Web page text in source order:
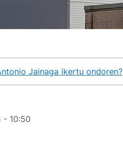
Jainaga ikertu ondoren?
- 10:50